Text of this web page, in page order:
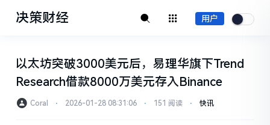
决策财经 用户
以太坊突破3000美元后，易理华旗下Trend
Research借款8000万美元存入Binance
Coral ⋅ 2026-01-28 08:31:06 ⋅ 151 阅读 ⋅ 快讯